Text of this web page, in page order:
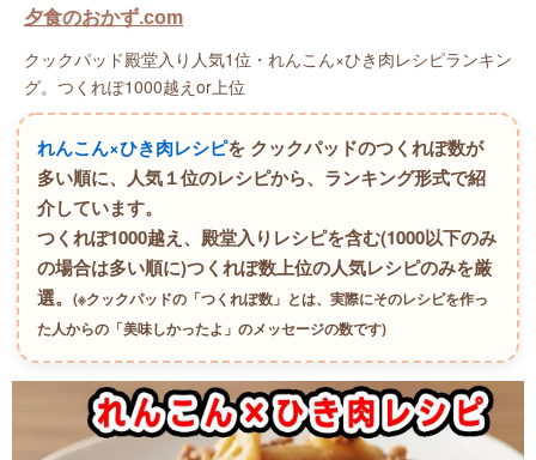
夕食のおかず.com
クックパッド殿堂入り人気1位・れんこん×ひき肉レシピランキン
グ。つくれぽ1000越えor上位
れんこん×ひき肉レシピを クックパッドのつくれぽ数が
多い順に、人気１位のレシピから、ランキング形式で紹
介しています。
つくれぽ1000越え、殿堂入りレシピを含む(1000以下のみ
の場合は多い順に)つくれぽ数上位の人気レシピのみを厳
選。(※クックパッドの「つくれぽ数」とは、実際にそのレシピを作っ
た人からの「美味しかったよ」のメッセージの数です)